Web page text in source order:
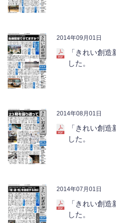
2014年09月01日
「きれい創
した。
2014年08月01日
「きれい創
した。
2014年07月01日
「きれい創
した。